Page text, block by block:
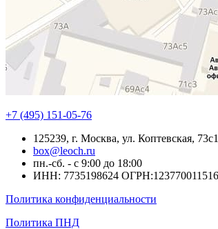
+7 (495) 151-05-76
125239, г. Москва, ул. Коптевская, 73с1
box@leoch.ru
пн.-сб. - с 9:00 до 18:00
ИНН: 7735198624
Политика конфиденциальности
Политика ПНД